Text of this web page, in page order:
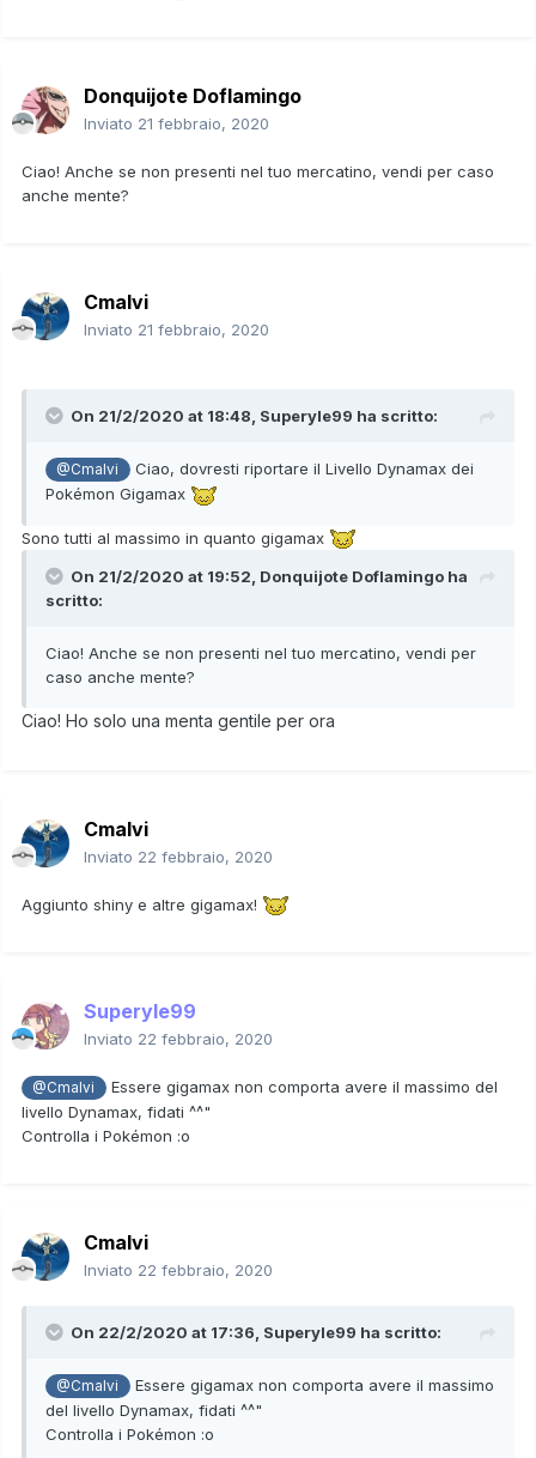
Donquijote Doflamingo
Inviato 21 febbraio, 2020
Ciao! Anche se non presenti nel tuo mercatino, vendi per caso
anche mente?
Cmalvi
Inviato 21 febbraio, 2020
On 21/2/2020 at 18:48, Superyle99 ha scritto:
@Cmalvi
Ciao, dovresti riportare il Livello Dynamax dei
Pokémon Gigamax
Sono tutti al massimo in quanto gigamax
On 21/2/2020 at 19:52, Donquijote Doflamingo ha
scritto:
Ciao! Anche se non presenti nel tuo mercatino, vendi per
caso anche mente?
Ciao! Ho solo una menta gentile per ora
Cmalvi
Inviato 22 febbraio, 2020
Aggiunto shiny e altre gigamax!
Superyle99
Inviato 22 febbraio, 2020
@Cmalvi
Essere gigamax non comporta avere il massimo del
livello Dynamax, fidati ^^"
Controlla i Pokémon :o
Cmalvi
Inviato 22 febbraio, 2020
On 22/2/2020 at 17:36, Superyle99 ha scritto:
@Cmalvi
Essere gigamax non comporta avere il massimo
del livello Dynamax, fidati ^^"
Controlla i Pokémon :o